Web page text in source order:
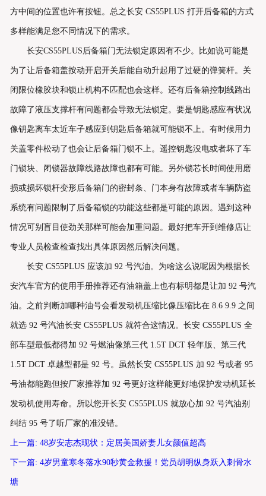
方中间的位置也许有按钮。总之长安 CS55PLUS 打开后备箱的方式
多样能满足您不同情况下的需求。
长安CS55PLUS后备箱门无法锁定原因有不少。比如说可能是
为了让后备箱盖按动开启开关后能自动升起用了过硬的弹簧杆。关
闭限位橡胶块和锁止机构不匹配也会这样。还有后备箱控制线路出
故障了液压支撑杆有问题都会导致无法锁定。要是钥匙感应有状况
像钥匙离车太近车子感应到钥匙后备箱就可能锁不上。有时候用力
关盖零件松动了也会让后备箱门锁不上。遥控钥匙没电或者坏了车
门锁块、闭锁器故障线路故障也都有可能。另外锁芯长时间使用磨
损或损坏锁杆变形后备箱门的密封条、门本身有故障或者车辆防盗
系统有问题限制了后备箱锁的功能这些都是可能的原因。遇到这种
情况可别盲目使劲关那样可能会加重问题。最好把车开到维修店让
专业人员检查检查找出具体原因然后解决问题。
长安 CS55PLUS 应该加 92 号汽油。为啥这么说呢因为根据长
安汽车官方的使用手册推荐还有油箱盖上也有标明都是让加 92 号汽
油。之前判断加哪种油号会看发动机压缩比像压缩比在 8.6 9.9 之间
就选 92 号汽油长安 CS55PLUS 就符合这情况。长安 CS55PLUS 全
部车型最低都得加 92 号燃油像第三代 1.5T DCT 轻年版、第三代
1.5T DCT 卓越型都是 92 号。虽然长安 CS55PLUS 加 92 号或者 95
号油都能跑但按厂家推荐加 92 号更好这样能更好地保护发动机延长
发动机使用寿命。所以您开长安 CS55PLUS 就放心加 92 号汽油别
纠结 95 号了听厂家的准没错。
上一篇: 48岁安志杰现状：定居美国娇妻儿女颜值超高
下一篇: 4岁男童寒冬落水90秒黄金救援！党员胡明纵身跃入刺骨水
塘